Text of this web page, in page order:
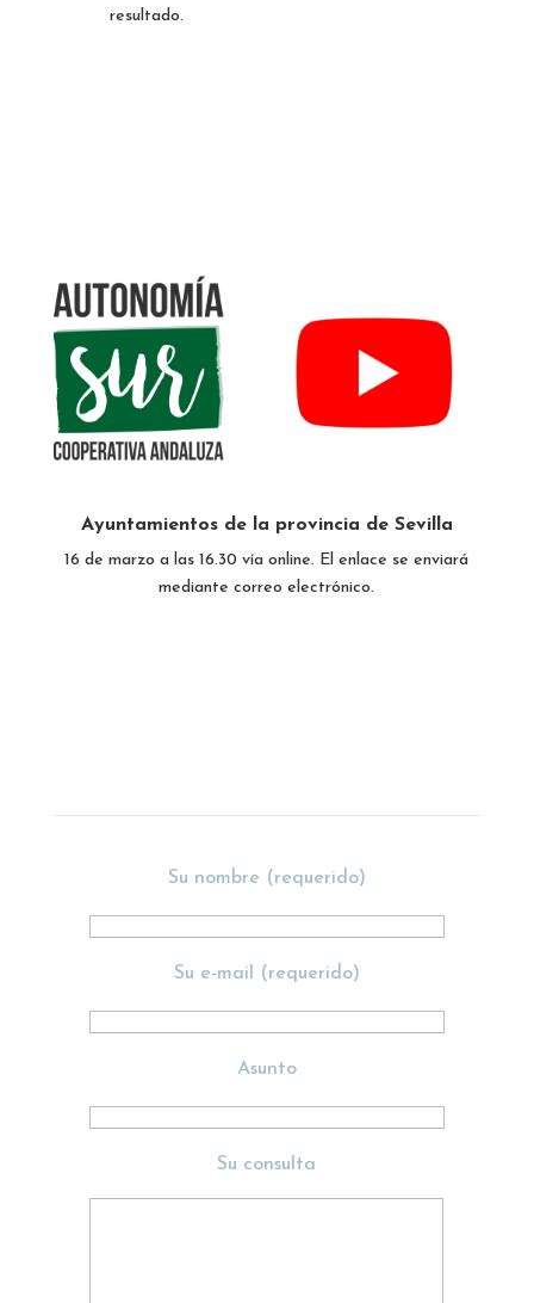
resultado.
Ayuntamientos de la provincia de Sevilla
16 de marzo a las 16.30 vía online. El enlace se enviará
mediante correo electrónico.
Su nombre (requerido)
Su e-mail (requerido)
Asunto
Su consulta